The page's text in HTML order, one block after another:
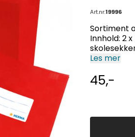
Art.nr:19996
Sortiment
Innhold: 2
design.
Les mer
45,-